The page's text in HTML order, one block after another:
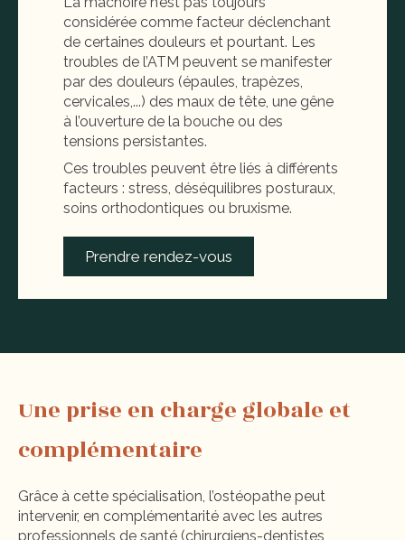
considérée comme facteur déclenchant
de certaines douleurs et pourtant. Les
troubles de l’ATM peuvent se manifester
par des douleurs (épaules, trapèzes,
cervicales,...) des maux de tête, une gêne
à l’ouverture de la bouche ou des
tensions persistantes.
Ces troubles peuvent être liés à différents
facteurs : stress, déséquilibres posturaux,
soins orthodontiques ou bruxisme.
Prendre rendez-vous
Une prise en charge globale et
complémentaire
Grâce à cette spécialisation, l’ostéopathe peut
intervenir, en complémentarité avec les autres
professionnels de santé (chirurgiens-dentistes,